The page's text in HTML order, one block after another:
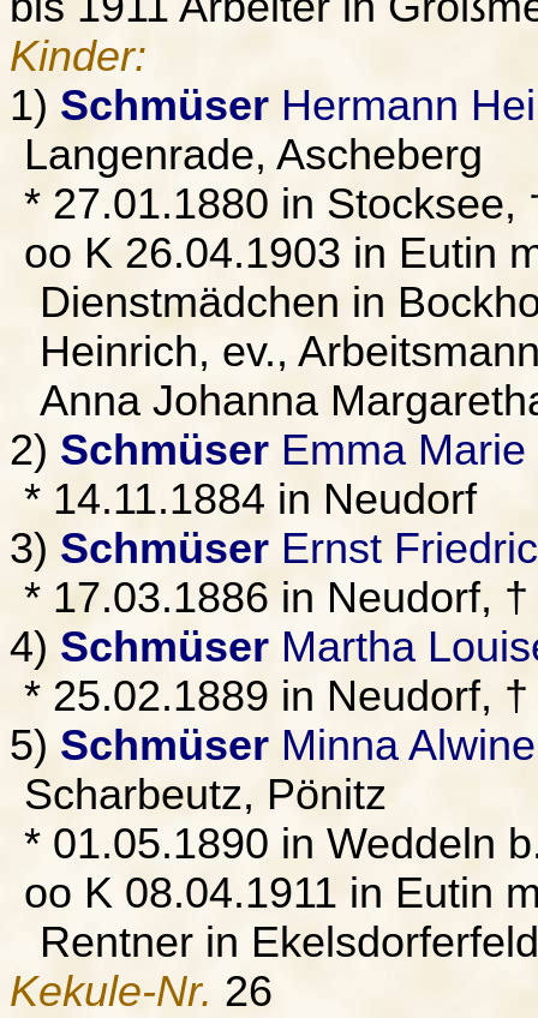
Kinder:
1) Schmüser Hermann
Langenrade, Ascheberg
* 27.01.1880 in Stocksee,
oo K 26.04.1903 in Eutin
Dienstmädchen in
Heinrich, ev.,
Anna Johanna
2) Schmüser Emma
* 14.11.1884 in Neudorf
3) Schmüser Ernst
* 17.03.1886 in Neudorf,
4) Schmüser Martha
* 25.02.1889 in Neudorf,
5) Schmüser Minna
Scharbeutz, Pönitz
* 01.05.1890 in Weddeln
oo K 08.04.1911 in Eutin
Rentner in
Kekule-Nr. 26